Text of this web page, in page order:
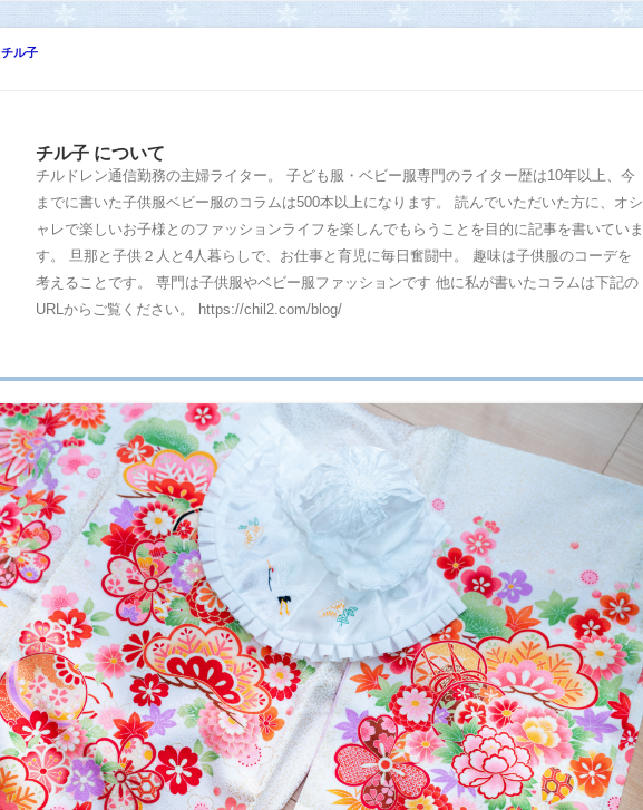
子供服通販のChil2ブログ
チル子
チル子 について
チルドレン通信勤務の主婦ライター。 子ども服・ベビー服専門のライター歴は10年以上、今
までに書いた子供服ベビー服のコラムは500本以上になります。 読んでいただいた方に、オシ
ャレで楽しいお子様とのファッションライフを楽しんでもらうことを目的に記事を書いていま
す。 旦那と子供２人と4人暮らしで、お仕事と育児に毎日奮闘中。 趣味は子供服のコーデを
考えることです。 専門は子供服やベビー服ファッションです 他に私が書いたコラムは下記の
URLからご覧ください。 https://chil2.com/blog/